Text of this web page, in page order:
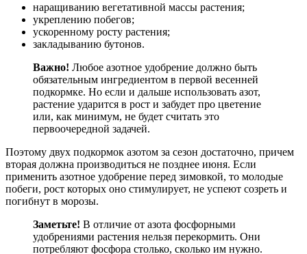
наращиванию вегетативной массы растения;
укреплению побегов;
ускоренному росту растения;
закладыванию бутонов.
Важно! Любое азотное удобрение должно быть
обязательным ингредиентом в первой весенней
подкормке. Но если и дальше использовать азот,
растение ударится в рост и забудет про цветение
или, как минимум, не будет считать это
первоочередной задачей.
Поэтому двух подкормок азотом за сезон достаточно, причем
вторая должна производиться не позднее июня. Если
применить азотное удобрение перед зимовкой, то молодые
побеги, рост которых оно стимулирует, не успеют созреть и
погибнут в морозы.
Заметьте! В отличие от азота фосфорными
удобрениями растения нельзя перекормить. Они
потребляют фосфора столько, сколько им нужно.